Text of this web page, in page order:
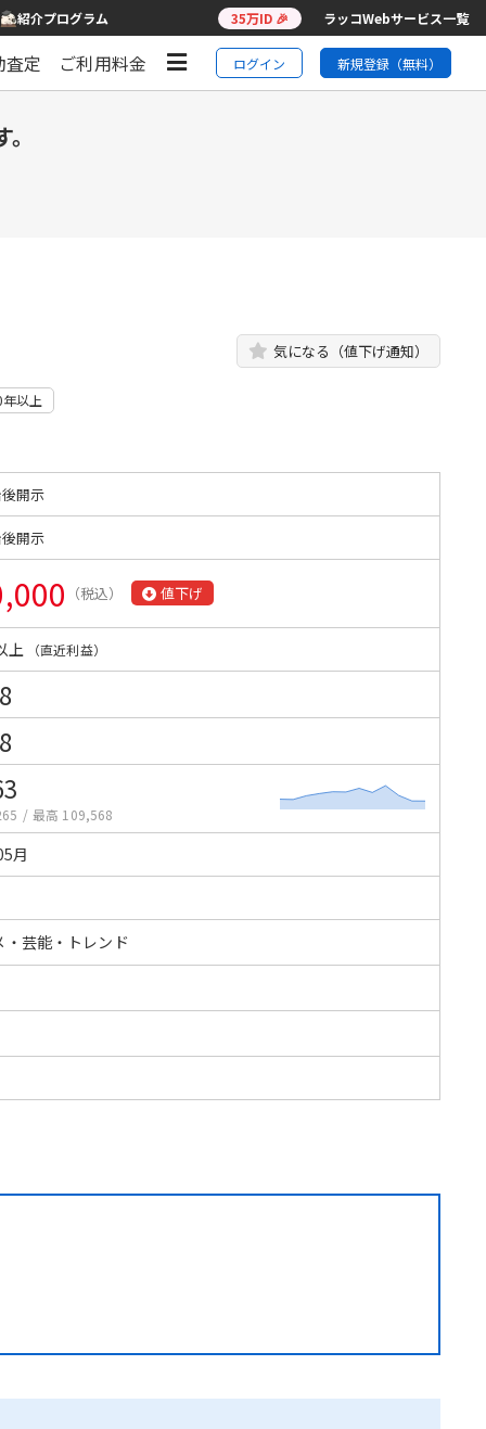
紹介プログラム 35万ID 🎉 ラッコWebサービス一覧
査定 ご利用料金 ログイン 新規登録（無料）
気になる（値下げ通知）
以上
開示
開示
（税込） 値下げ
上 （直近利益）
/ 最高 109,568
月
・芸能・トレンド